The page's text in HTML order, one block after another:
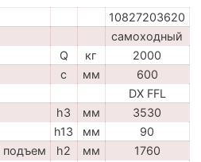
10827203620
самоходный
Q кг
2000
c мм
600
DX FFL
h3 мм
3530
h13 мм
90
подъем
h2 мм
1760